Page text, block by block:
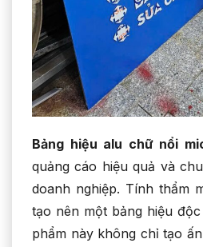
Bảng hiệu alu chữ nổi
quảng cáo hiệu quả và
doanh nghiệp. Tính thẩm
tạo nên một bảng hiệu
phẩm này không chỉ tạo